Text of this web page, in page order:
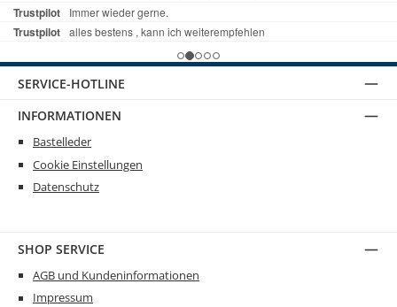
SERVICE-HOTLINE
INFORMATIONEN
Bastelleder
Cookie Einstellungen
Datenschutz
SHOP SERVICE
AGB und Kundeninformationen
Impressum